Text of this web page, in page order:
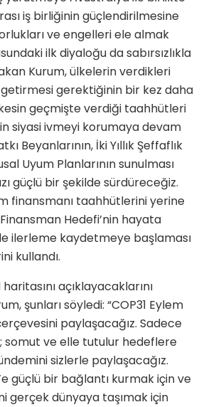
iş birliğinin güçlendirilmesine
ve engelleri ele almak
ilk diyaloğu da sabırsızlıkla
Kurum, ülkelerin verdikleri
gerektiğinin bir kez daha
geçmişte verdiği taahhütleri
siyasi ivmeyi korumaya devam
Beyanlarının, İki Yıllık Şeffaflık
Uyum Planlarının sunulması
güçlü bir şekilde sürdüreceğiz.
finansmanı taahhütlerini yerine
Hedefi’nin hayata
ilerleme kaydetmeye başlaması
kullandı.
açıklayacaklarını
şunları söyledi: “COP31 Eylem
paylaşacağız. Sadece
somut ve elle tutulur hedeflere
sizlerle paylaşacağız.
güçlü bir bağlantı kurmak için ve
gerçek dünyaya taşımak için